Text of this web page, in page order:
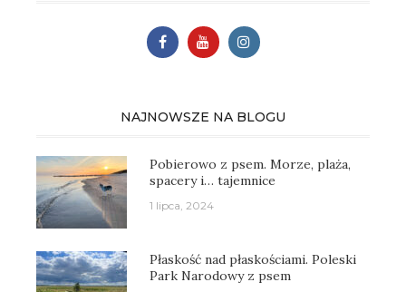
NAJNOWSZE NA BLOGU
Pobierowo z psem. Morze, plaża,
spacery i… tajemnice
1 lipca, 2024
Płaskość nad płaskościami. Poleski
Park Narodowy z psem